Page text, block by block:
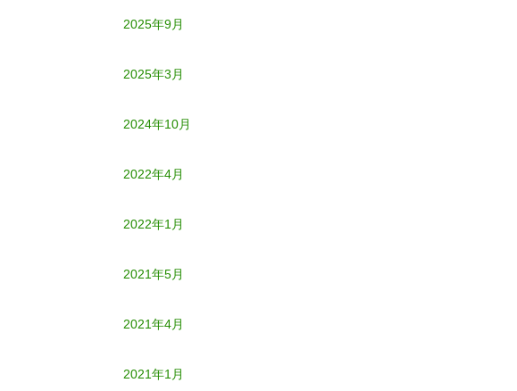
2025年9月
2025年3月
2024年10月
2022年4月
2022年1月
2021年5月
2021年4月
2021年1月